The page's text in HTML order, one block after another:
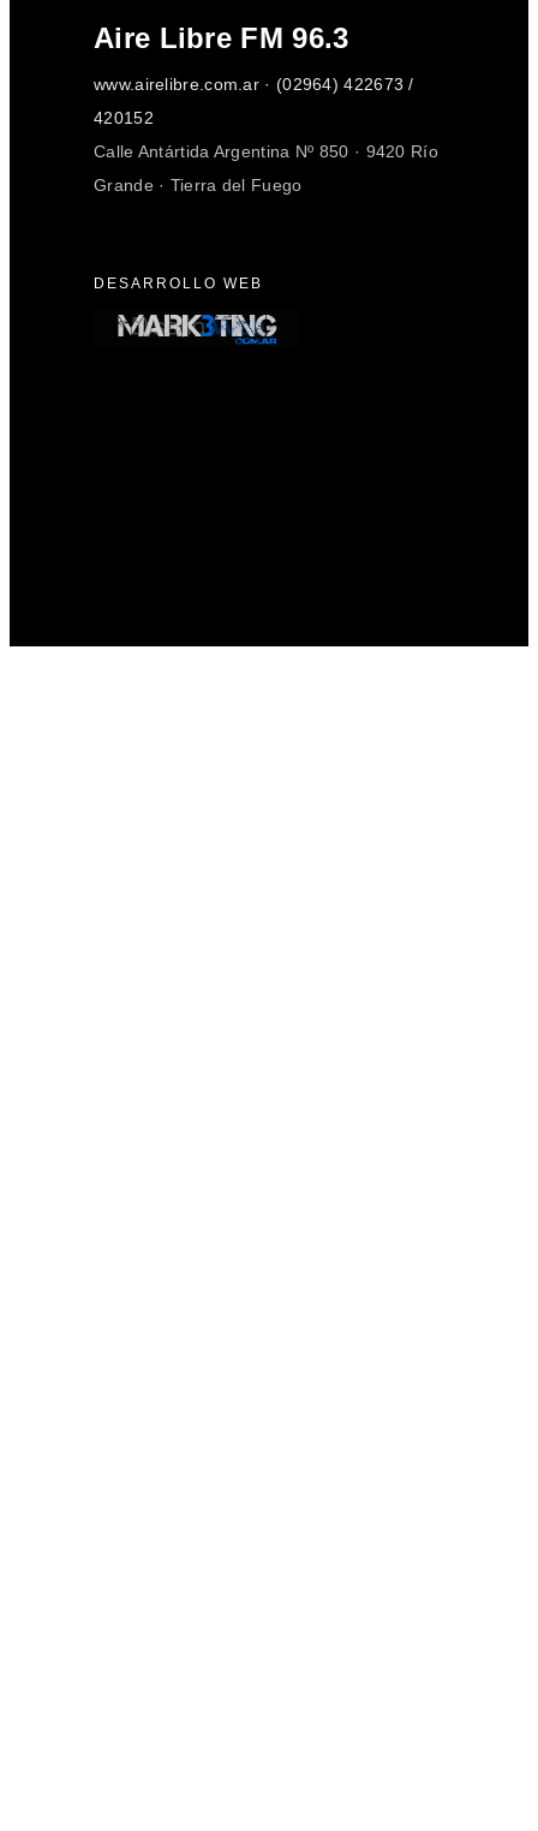
Aire Libre FM 96.3
www.airelibre.com.ar · (02964) 422673 /
420152
Calle Antártida Argentina Nº 850 · 9420 Río
Grande · Tierra del Fuego
DESARROLLO WEB